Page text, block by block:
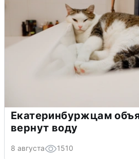
Екатеринбуржцам
вернут воду
8 августа 1510